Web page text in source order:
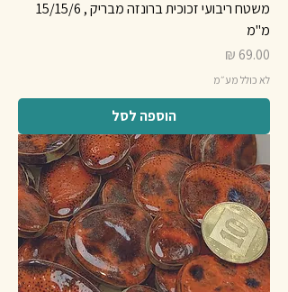
משטח ריבועי זכוכית ברונזה מבריק , 15/15/6
מ"מ
מחיר
לא כולל מע״מ
הוספה לסל